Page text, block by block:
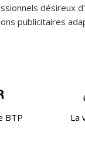
désireux
publicitaires
BTP La